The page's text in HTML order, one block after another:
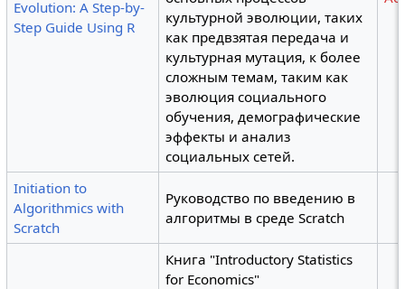
Evolution: A Step-by-
Step Guide Using R
культурной эволюции, таких
как предвзятая передача и
культурная мутация, к более
сложным темам, таким как
эволюция социального
обучения, демографические
эффекты и анализ
социальных сетей.
Initiation to
Algorithmics with
Scratch
Руководство по введению в
алгоритмы в среде Scratch
Книга "Introductory Statistics
for Economics"